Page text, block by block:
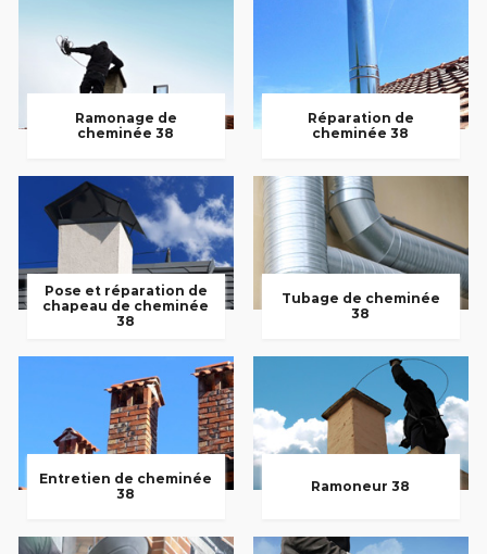
Ramonage de
cheminée 38
Réparation de
cheminée 38
Pose et réparation de
chapeau de cheminée
38
Tubage de cheminée
38
Entretien de cheminée
38
Ramoneur 38